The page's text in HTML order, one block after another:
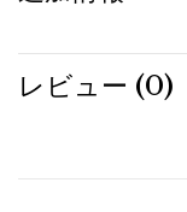
レビュー (0)